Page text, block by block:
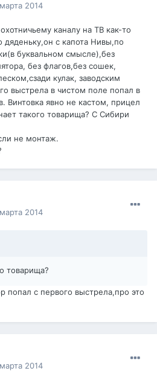
2014
каналу на ТВ как-то
дяденьку,он с капота Нивы,по
буквальном смысле),без
без флагов,без сошек,
кулак, заводским
выстрела в чистом поле попал в
Винтовка явно не кастом, прицел
такого товарища? С Сибири
не монтаж.
2014
товарища?
попал с первого выстрела,про это
2014